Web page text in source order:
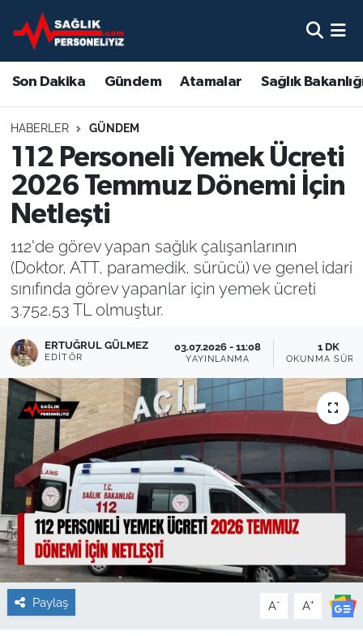
Son Dakika Gündem Atamalar Sağlık
HABERLER GÜNDEM
112 Personeli Yemek Ücreti
2026 Temmuz Dönemi İçin
Netleşti
112'de görev yapan sağlık çalışanlarının
(Doktor, ATT, paramedik, sürücü) ve genel idari
sınıfında görev yapanlar için yemek ücreti
3.752,53 TL olmuştur.
ERTUĞRUL GÜLMEZ
EDITÖR
03.07.2026 - 11:08
YAYINLANMA
1 DK
OKUNMA
Paylaş A- A+
Son Dakika
Gündem
Atamalar
Sağlık Bakanlığı
Mevzuat
Sendika
Sağlık Personeli Alımı
Eğitim
Sağlık
Güncel
Kamu Alımları
Nöbetçi Eczaneler
Hava Durumu
Namaz Vakitleri
Trafik Durumu
Süper Lig Puan Durumu ve Fikstür
Tüm Manşetler
Son Dakika Haberleri
Haber Arşivi